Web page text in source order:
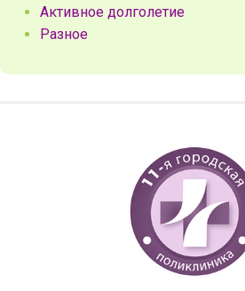
Активное долголетие
Разное